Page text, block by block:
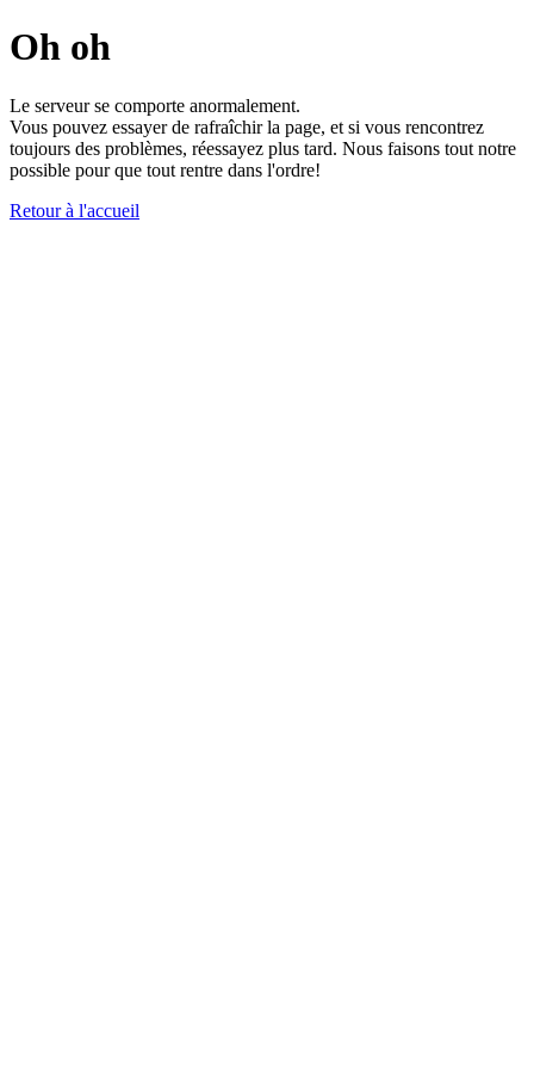
Oh oh
Le serveur se comporte anormalement.
Vous pouvez essayer de rafraîchir la page, et si vous rencontrez
toujours des problèmes, réessayez plus tard. Nous faisons tout notre
possible pour que tout rentre dans l'ordre!
Retour à l'accueil